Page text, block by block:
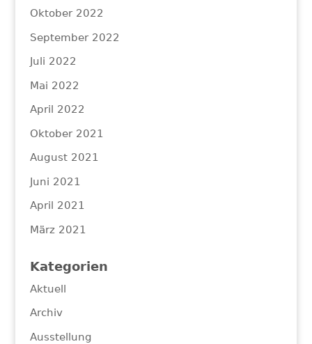
Oktober 2022
September 2022
Juli 2022
Mai 2022
April 2022
Oktober 2021
August 2021
Juni 2021
April 2021
März 2021
Kategorien
Aktuell
Archiv
Ausstellung